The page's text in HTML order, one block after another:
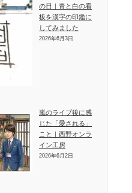
の日｜青と白の看
板を漢字の印鑑に
してみました
2026年6月3日
嵐のライブ後に感
じた「愛される」
こと｜西野オンラ
イン工房
2026年6月2日